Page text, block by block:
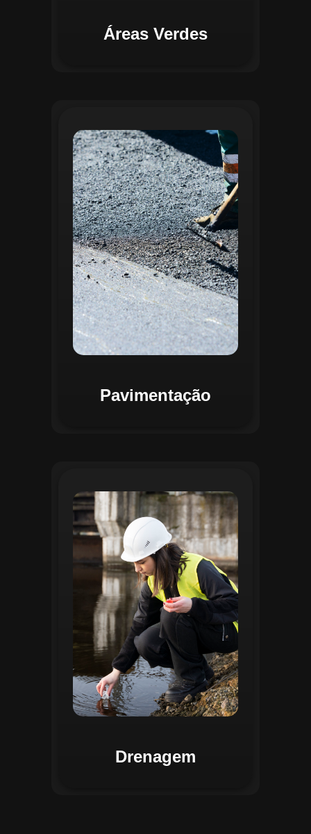
Áreas Verdes
Pavimentação
Na Gestão de Pavimentação, o Regente
oferece ferramentas para mapear, avaliar
e monitorar a infraestrutura viária. O
sistema permite registrar condições dos
pavimentos, identificar áreas críticas e
planejar ações de manutenção preventiva
e corretiva. Com o auxílio do
geoprocessamento, é possível gerar
mapas detalhados que facilitam a
priorização de intervenções, otimizando
recursos e assegurando maior
durabilidade das vias. Relatórios
personalizáveis garantem transparência e
suporte na tomada de decisões
estratégicas.
Drenagem
O módulo de Gestão de Drenagem do
Regente aplica o geoprocessamento para
mapear redes de drenagem subterrâneas
e superficiais. A plataforma permite
identificar pontos de alagamento, planejar
intervenções e monitorar a eficiência das
estruturas de drenagem. Com análises
baseadas em dados coletados, o sistema
contribui para o planejamento urbano
sustentável, reduzindo riscos de
enchentes e otimizando a alocação de
recursos. Relatórios visuais facilitam a
comunicação dos resultados e o
acompanhamento dos projetos de
melhoria.